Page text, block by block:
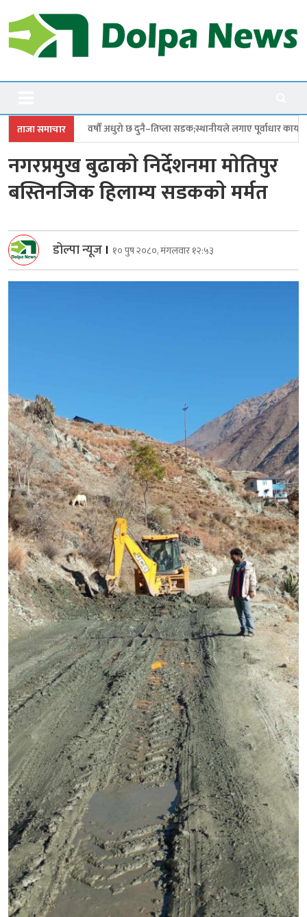
to
content
Dolpanews
ताजा समाचार
दुनै–तिप्ला सडक;स्थानीयले लगाए पूर्वाधार कार्यालयमा ताला छत्र शाहीको
नगरप्रमुख बुढाकाे निर्देशनमा माेतिपुर
बस्तिनजिक हिलाम्य सडककाे मर्मत
डोल्पा न्यूज । १० पुष २०८०, मंगलवार १२:५३